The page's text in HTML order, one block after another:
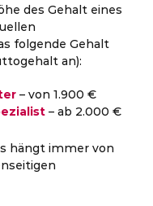
des Gehalt eines
folgende Gehalt
an):
– von 1.900 €
– ab 2.000 €
hängt immer von